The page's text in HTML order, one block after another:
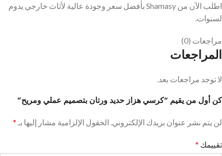
اطلب الآن من Shamasy بأفضل سعر وجودة عالية لأثاث خارجي يدوم
لسنوات.
مراجعات (0)
المراجعات
لا توجد مراجعات بعد.
كن أول من يقيم “كرسي هزاز حديد ورتان بتصميم عملي ومريح”
لن يتم نشر عنوان بريدك الإلكتروني. الحقول الإلزامية مشار إليها بـ *
تقييمك *